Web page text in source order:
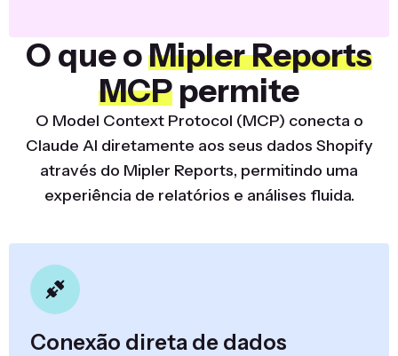
O que oMipler Reports
MCP permite
O Model Context Protocol (MCP) conecta o
Claude AI diretamente aos seus dados Shopify
através do Mipler Reports, permitindo uma
experiência de relatórios e análises fluida.
Conexão direta de dados